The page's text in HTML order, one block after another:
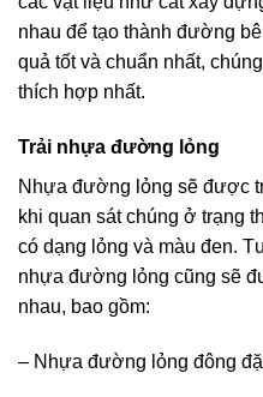
nhau để tạo thành đường
quả tốt và chuẩn nhất,
thích hợp nhất.
Trải nhựa đường lỏng
Nhựa đường lỏng sẽ được
khi quan sát chúng ở trạng
có dạng lỏng và màu đen.
nhựa đường lỏng cũng sẽ
nhau, bao gồm:
– Nhựa đường lỏng đông